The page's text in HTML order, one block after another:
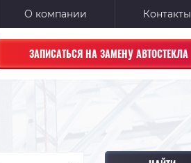
О компании Контакты
ЗАПИСАТЬСЯ НА ЗАМЕНУ АВТОСТЕКЛА